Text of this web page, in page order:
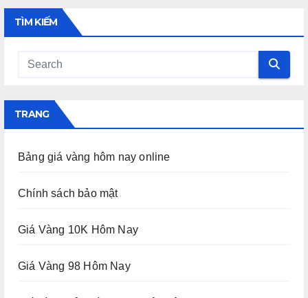
TÌM KIẾM
TRANG
Bảng giá vàng hôm nay online
Chính sách bảo mật
Giá Vàng 10K Hôm Nay
Giá Vàng 98 Hôm Nay